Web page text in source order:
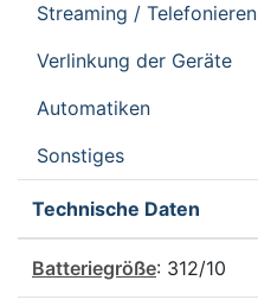
Streaming / Telefonieren
Verlinkung der Geräte
Automatiken
Sonstiges
Technische Daten
Batteriegröße: 312/10